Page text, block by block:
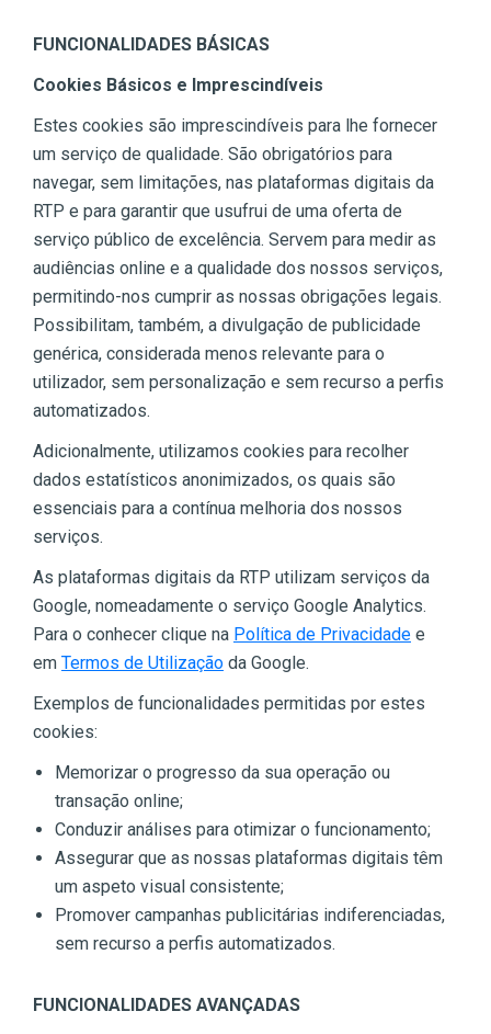
FUNCIONALIDADES BÁSICAS
Cookies Básicos e Imprescindíveis
Estes cookies são imprescindíveis para lhe fornecer
um serviço de qualidade. São obrigatórios para
navegar, sem limitações, nas plataformas digitais da
RTP e para garantir que usufrui de uma oferta de
serviço público de excelência. Servem para medir as
audiências online e a qualidade dos nossos serviços,
permitindo-nos cumprir as nossas obrigações legais.
Possibilitam, também, a divulgação de publicidade
genérica, considerada menos relevante para o
utilizador, sem personalização e sem recurso a perfis
automatizados.
Adicionalmente, utilizamos cookies para recolher
dados estatísticos anonimizados, os quais são
essenciais para a contínua melhoria dos nossos
serviços.
As plataformas digitais da RTP utilizam serviços da
Google, nomeadamente o serviço Google Analytics.
Para o conhecer clique na Política de Privacidade e
em Termos de Utilização da Google.
Exemplos de funcionalidades permitidas por estes
cookies:
Memorizar o progresso da sua operação ou
transação online;
Conduzir análises para otimizar o funcionamento;
Assegurar que as nossas plataformas digitais têm
um aspeto visual consistente;
Promover campanhas publicitárias indiferenciadas,
sem recurso a perfis automatizados.
FUNCIONALIDADES AVANÇADAS